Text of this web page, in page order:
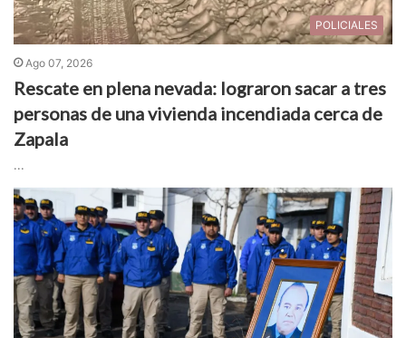
POLICIALES
Ago 07, 2026
Rescate en plena nevada: lograron sacar a tres
personas de una vivienda incendiada cerca de
Zapala
...